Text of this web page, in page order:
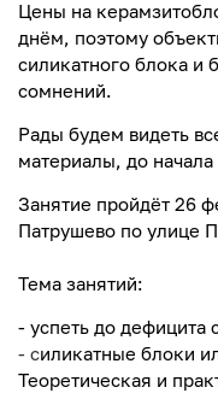
Цены на
днём, поэтому
силикатного блока и
сомнений.
Рады будем видеть
материалы, до начала
Занятие пройдёт 26
Патрушево по улице
Тема занятий:
- успеть до дефицита
- силикатные блоки
Теоретическая и